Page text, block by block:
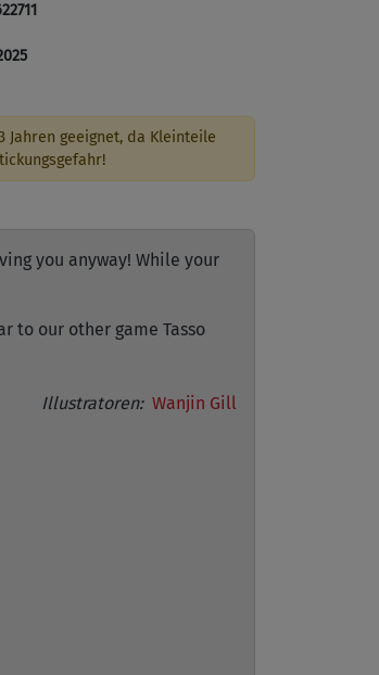
geeignet, da Kleinteile
you anyway! While your
to our other game Tasso
Illustratoren: Wanjin Gill